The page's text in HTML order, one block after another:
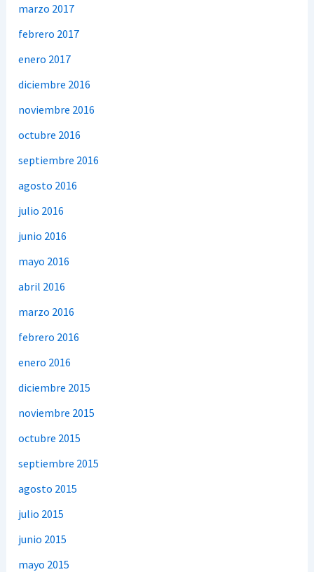
marzo 2017
febrero 2017
enero 2017
diciembre 2016
noviembre 2016
octubre 2016
septiembre 2016
agosto 2016
julio 2016
junio 2016
mayo 2016
abril 2016
marzo 2016
febrero 2016
enero 2016
diciembre 2015
noviembre 2015
octubre 2015
septiembre 2015
agosto 2015
julio 2015
junio 2015
mayo 2015